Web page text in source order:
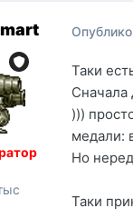
Таки
Сначала
)))
медали:
Но
Таки